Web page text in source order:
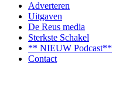
Adverteren
Uitgaven
De Reus media
Sterkste Schakel
** NIEUW Podcast**
Contact